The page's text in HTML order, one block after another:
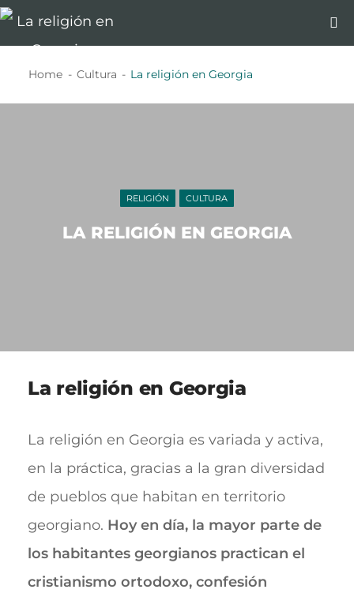
Home Cultura La religión en Georgia
RELIGIÓN CULTURA
LA RELIGIÓN EN GEORGIA
La religión en Georgia
La religión en Georgia es variada y activa,
en la práctica, gracias a la gran diversidad
de pueblos que habitan en territorio
georgiano. Hoy en día, la mayor parte de
los habitantes georgianos practican el
cristianismo ortodoxo, confesión